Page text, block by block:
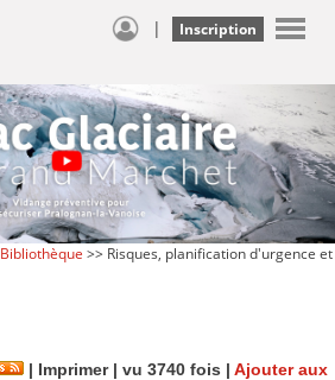
| Inscription
Bibliothèque >> Risques, planification d'urgence et
| Imprimer| vu 3740 fois | Ajouter aux